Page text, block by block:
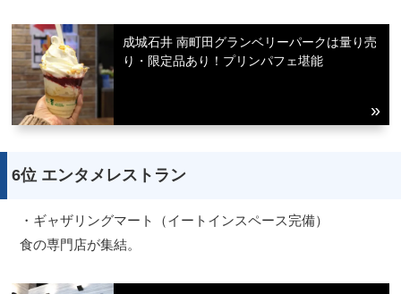
成城石井 南町田グランベリーパークは量り売
り・限定品あり！プリンパフェ堪能
6位 エンタメレストラン
・ギャザリングマート（イートインスペース完備）
食の専門店が集結。